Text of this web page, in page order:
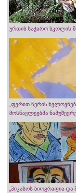
ურთის საჯარო სკოლის
„ფერით წერის
მოსწავლეებმა
„პიკასოს ბიოგრაფია